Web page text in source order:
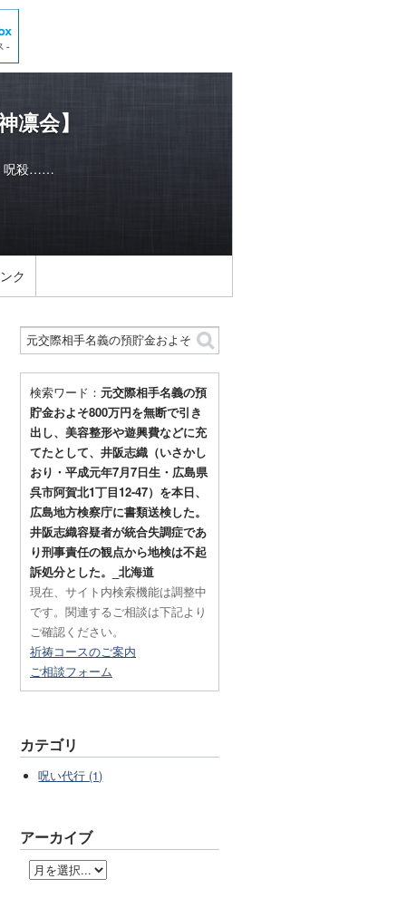
凛会】
呪殺……
ク
検索ワード： 元交際相手名義の預
貯金およそ800万円を無断で引き
出し、美容整形や遊興費などに充
てたとして、井阪志織（いさかし
おり・平成元年7月7日生・広島県
呉市阿賀北1丁目12-47）を本日、
広島地方検察庁に書類送検した。
井阪志織容疑者が統合失調症であ
り刑事責任の観点から地検は不起
訴処分とした。_北海道
現在、サイト内検索機能は調整中
です。関連するご相談は下記より
ご確認ください。
祈祷コースのご案内
ご相談フォーム
カテゴリ
呪い代行 (1)
アーカイブ